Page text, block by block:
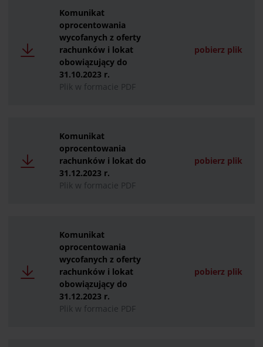
Komunikat
oprocentowania
wycofanych z oferty
rachunków i lokat
obowiązujący do
31.10.2023 r.
Plik w formacie PDF
pobierz plik
Komunikat
oprocentowania
rachunków i lokat do
31.12.2023 r.
Plik w formacie PDF
pobierz plik
Komunikat
oprocentowania
wycofanych z oferty
rachunków i lokat
obowiązujący do
31.12.2023 r.
Plik w formacie PDF
pobierz plik